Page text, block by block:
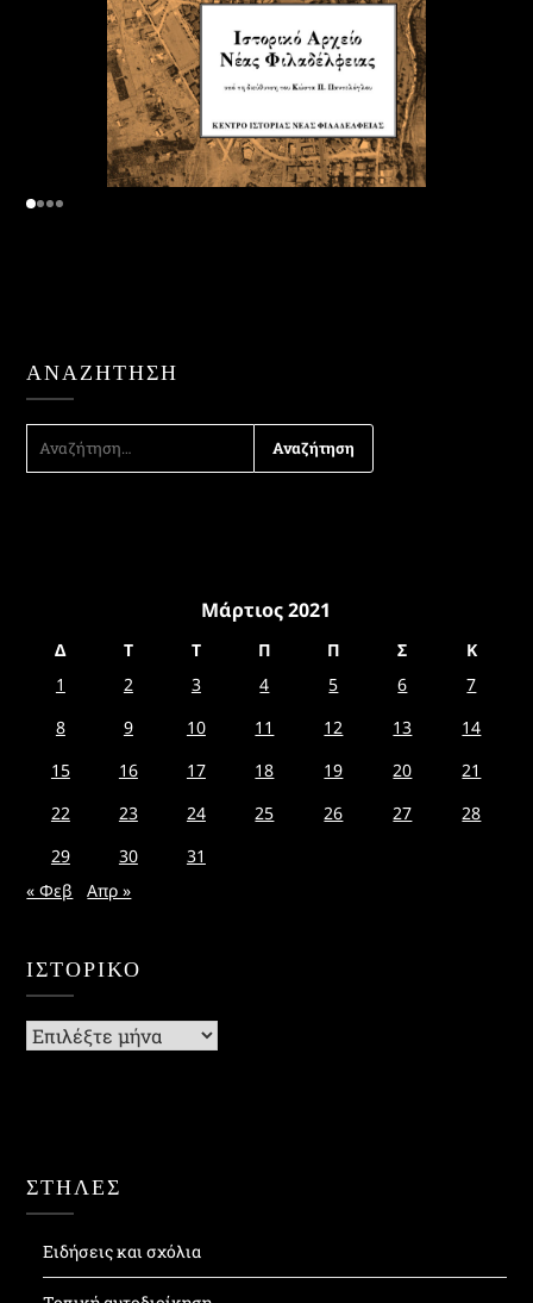
ΑΝΑΖΉΤΗΣΗ
ΑΝΑΖΉΤΗΣΗ
Μάρτιος 2021
Δ Τ Τ Π Π Σ
Κ
1
2 3 4 5 6
7
8
9 10 11 12 13
14
15
16 17 18 19 20
21
22
23 24 25 26 27
28
29
30
31
« Φεβ
Απρ »
ΙΣΤΟΡΙΚΌ
Ιστορικό
ΣΤΗΛΕΣ
Ειδήσεις και σχόλια